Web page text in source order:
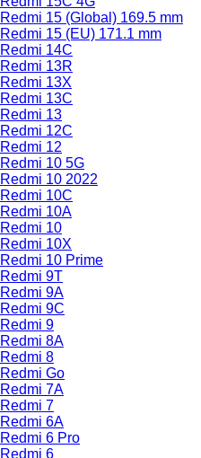
Redmi 15 (Global) 169.5 mm
Redmi 15 (EU) 171.1 mm
Redmi 14C
Redmi 13R
Redmi 13X
Redmi 13C
Redmi 13
Redmi 12C
Redmi 12
Redmi 10 5G
Redmi 10 2022
Redmi 10C
Redmi 10A
Redmi 10
Redmi 10X
Redmi 10 Prime
Redmi 9T
Redmi 9A
Redmi 9C
Redmi 9
Redmi 8A
Redmi 8
Redmi Go
Redmi 7A
Redmi 7
Redmi 6A
Redmi 6 Pro
Redmi 6